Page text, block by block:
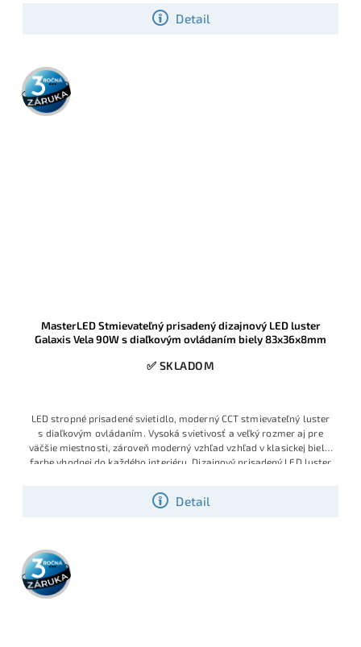
Detail
3 roky
záruka
MasterLED Stmievateľný prisadený dizajnový LED luster
Galaxis Vela 90W s diaľkovým ovládaním biely 83x36x8mm
✅ SKLADOM
Detail
LED stropné prisadené svietidlo, moderný CCT stmievateľný luster
s diaľkovým ovládaním. Vysoká svietivosť a veľký rozmer aj pre
väčšie miestnosti, zároveň moderný vzhľad vzhľad v klasickej bielej
farbe vhodnej do každého interiéru Dizajnový prisadený LED luster
meniť jas a teplotu bieleho svetla (CCT).
3 roky
záruka